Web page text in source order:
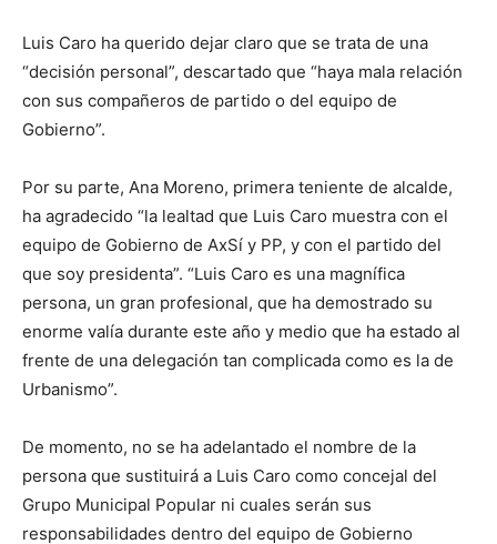
Luis Caro ha querido dejar claro que se trata de una
“decisión personal”, descartado que “haya mala relación
con sus compañeros de partido o del equipo de
Gobierno”.
Por su parte, Ana Moreno, primera teniente de alcalde,
ha agradecido “la lealtad que Luis Caro muestra con el
equipo de Gobierno de AxSí y PP, y con el partido del
que soy presidenta”. “Luis Caro es una magnífica
persona, un gran profesional, que ha demostrado su
enorme valía durante este año y medio que ha estado al
frente de una delegación tan complicada como es la de
Urbanismo”.
De momento, no se ha adelantado el nombre de la
persona que sustituirá a Luis Caro como concejal del
Grupo Municipal Popular ni cuales serán sus
responsabilidades dentro del equipo de Gobierno